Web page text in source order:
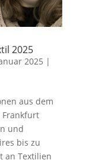
2025
2025 |
aus dem
und
bis zu
an Textilien